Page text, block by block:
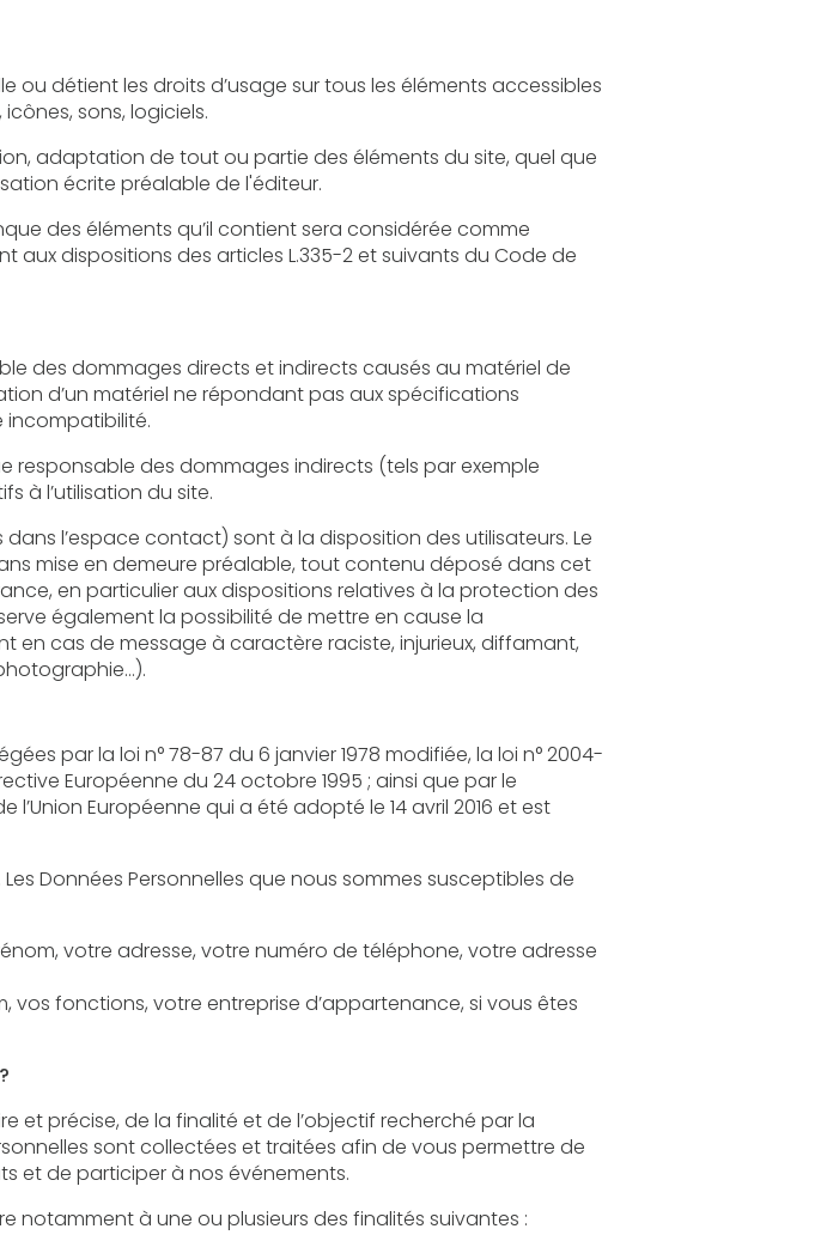
les éléments accessibles
sur le site, notamment les textes, images, graphismes, logo, icônes, sons, logiciels.
tout ou partie des éléments du site, quel que
soit le moyen ou le procédé utilisé, est interdite, sauf autorisation écrite préalable de l'éditeur.
qu’il contient sera considérée comme
des articles L.335-2 et suivants du Code de
directs et indirects causés au matériel de
pas aux spécifications
incompatibilité.
des dommages indirects (tels par exemple
à l’utilisation du site.
à la disposition des utilisateurs. Le
déposé dans cet
protection des
utilisé (texte, photographie…).
78-87 du 6 janvier 1978 modifiée, la loi n° 2004-
24 octobre 1995 ; ainsi que par le
a été adopté le 14 avril 2016 et est
que nous sommes susceptibles de
numéro de téléphone, votre adresse
d’appartenance, si vous êtes
finalité et de l’objectif recherché par la
et traitées afin de vous permettre de
bénéficier de nos offres de services, d’exécuter nos contrats et de participer à nos événements.
Le Traitement de vos Données Personnelles tend à répondre notamment à une ou plusieurs des finalités suivantes :